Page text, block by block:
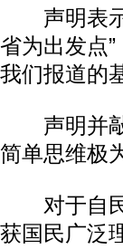
声明表示
省为出发点
我们报道的
声明并敲
简单思维极
对于自民
获国民广泛